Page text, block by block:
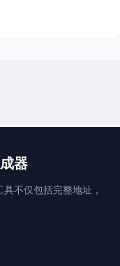
器
不仅包括完整地址，